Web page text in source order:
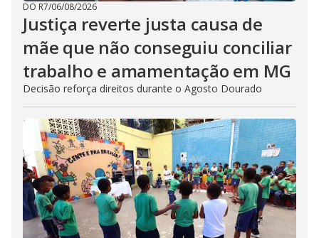
DO R7/06/08/2026
Justiça reverte justa causa de
mãe que não conseguiu conciliar
trabalho e amamentação em MG
Decisão reforça direitos durante o Agosto Dourado